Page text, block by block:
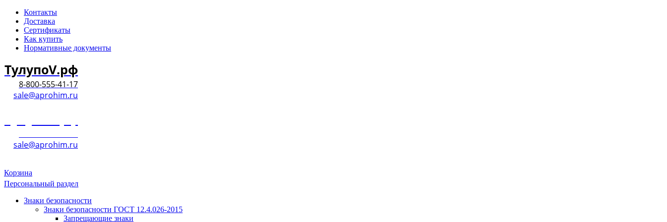
Контакты
Доставка
Сертификаты
Как купить
Нормативные документы
ТулупоV.рф
8-800-555-41-17
sale@aprohim.ru
sale@aprohim.ru
Корзина
Персональный раздел
Знаки безопасности
Знаки безопасности ГОСТ 12.4.026-2015
Запрещающие знаки